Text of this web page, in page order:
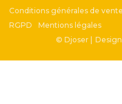
Conditions générales de vente
RGPD
Mentions légales
© Djoser |